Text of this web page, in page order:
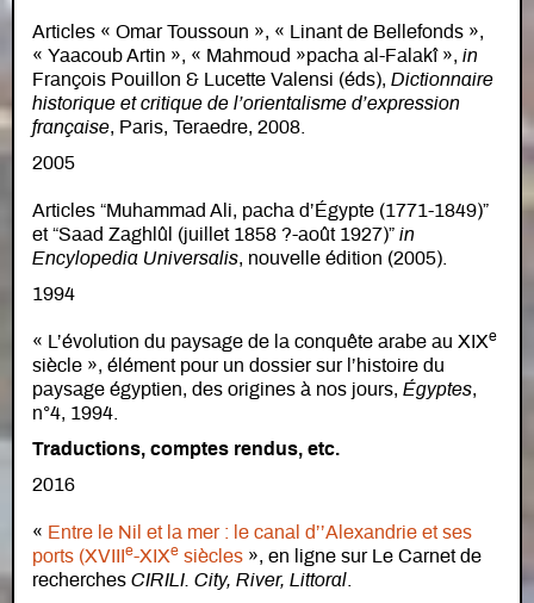
Articles « Omar Toussoun », « Linant de Bellefonds »,
« Yaacoub Artin », « Mahmoud »pacha al-Falakî », in
François Pouillon & Lucette Valensi (éds), Dictionnaire
historique et critique de l’orientalisme d’expression
française, Paris, Teraedre, 2008.
2005
Articles “Muhammad Ali, pacha d’Égypte (1771-1849)”
et “Saad Zaghlûl (juillet 1858 ?-août 1927)” in
Encylopedia Universalis, nouvelle édition (2005).
1994
« L’évolution du paysage de la conquête arabe au XIXe
siècle », élément pour un dossier sur l’histoire du
paysage égyptien, des origines à nos jours, Égyptes,
n°4, 1994.
Traductions, comptes rendus, etc.
2016
« Entre le Nil et la mer : le canal d’’Alexandrie et ses
ports (XVIII
e-XIXe siècles », en ligne sur Le Carnet de
recherches CIRILI. City, River, Littoral